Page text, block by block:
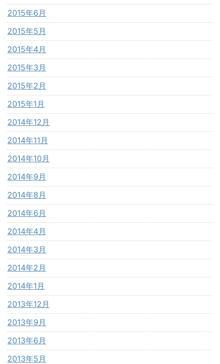
2015年6月
2015年5月
2015年4月
2015年3月
2015年2月
2015年1月
2014年12月
2014年11月
2014年10月
2014年9月
2014年8月
2014年6月
2014年4月
2014年3月
2014年2月
2014年1月
2013年12月
2013年9月
2013年6月
2013年5月